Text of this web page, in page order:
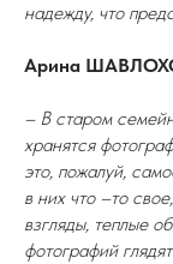
надежду, что
Арина
– В старом
хранятся
это, пожалуй,
в них что –то
взгляды, теплые
фотографий